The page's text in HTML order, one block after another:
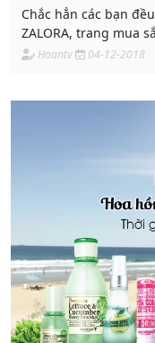
Chắc hẳn các bạn
ZALORA, trang mua
Hiện nay, Zalora đã
Hoantv 04-12-2018